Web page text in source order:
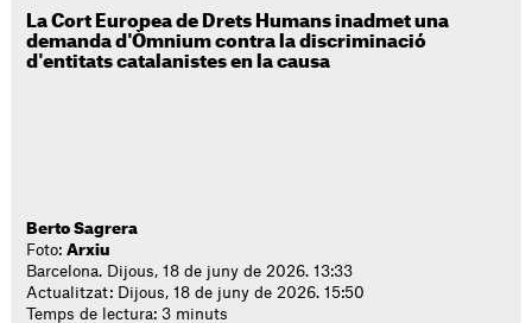
La Cort Europea de Drets Humans inadmet una
demanda d'Òmnium contra la discriminació
d'entitats catalanistes en la causa
Berto Sagrera
Foto:Arxiu
Barcelona. Dijous, 18 de juny de 2026. 13:33
Actualitzat: Dijous, 18 de juny de 2026. 15:50
Temps de lectura: 3 minuts